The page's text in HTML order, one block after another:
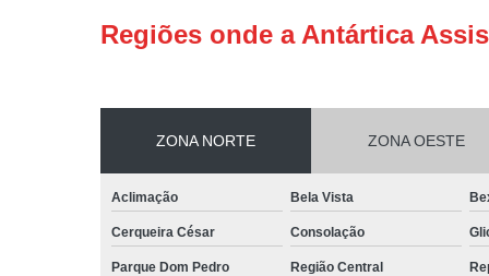
Regiões onde a Antártica
ZONA NORTE ZONA OESTE
Aclimação Bela Vista
Cerqueira César Consolação
Parque Dom Pedro Região Central